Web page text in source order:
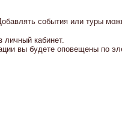
события или туры
личный кабинет.
вы будете оповещены по